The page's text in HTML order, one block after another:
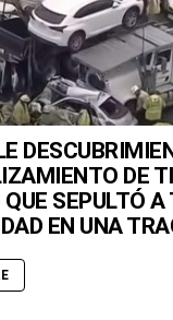
DE
SEPULTÓ A
EN UNA